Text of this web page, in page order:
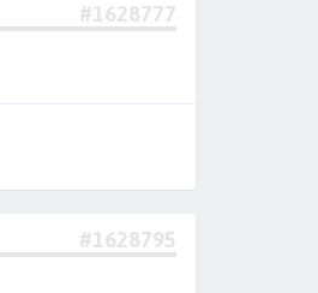
#1628777
#1628795